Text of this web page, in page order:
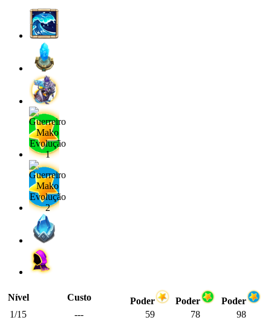
Nível Custo Poder Poder
Poder
1/15
--- 59 78
98